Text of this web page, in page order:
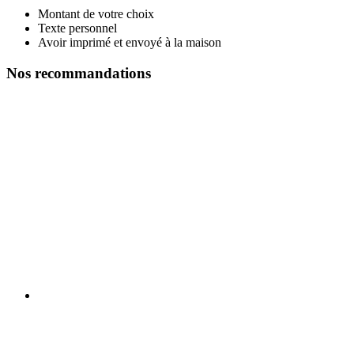
Montant de votre choix
Texte personnel
Avoir imprimé et envoyé à la maison
Nos recommandations